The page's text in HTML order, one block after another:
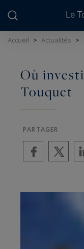
Accueil > Actualités >
Où
Touquet
PARTAGER